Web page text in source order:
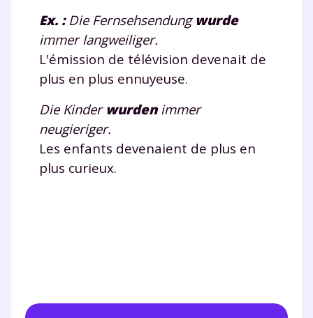
Ex. :Die Fernsehsendungwurde
immer langweiliger.
L'émission de télévision devenait de
plus en plus ennuyeuse.
Die Kinder wurdenimmer
neugieriger.
Les enfants devenaient de plus en
plus curieux.
Votre adresse e-mail sera exclusivement utilisée pour
vous envoyer notre newsletter. Vous pourrez vous
désinscription présent dans chaque newsletter. Pour
personnelles et pour exercer vos droits, vous pouvez
consulternotre charte